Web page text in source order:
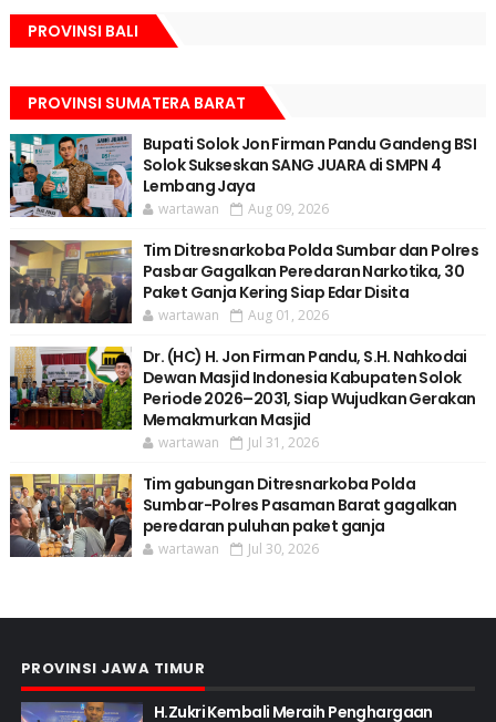
PROVINSI BALI
PROVINSI SUMATERA BARAT
Bupati Solok Jon Firman Pandu Gandeng BSI
Solok Sukseskan SANG JUARA di SMPN 4
Lembang Jaya
wartawan Aug 09, 2026
Tim Ditresnarkoba Polda Sumbar dan Polres
Pasbar Gagalkan Peredaran Narkotika, 30
Paket Ganja Kering Siap Edar Disita
wartawan Aug 01, 2026
Dr. (HC) H. Jon Firman Pandu, S.H. Nahkodai
Dewan Masjid Indonesia Kabupaten Solok
Periode 2026–2031, Siap Wujudkan Gerakan
Memakmurkan Masjid
wartawan Jul 31, 2026
Tim gabungan Ditresnarkoba Polda
Sumbar-Polres Pasaman Barat gagalkan
peredaran puluhan paket ganja
wartawan Jul 30, 2026
PROVINSI JAWA TIMUR
H.Zukri Kembali Meraih Penghargaan